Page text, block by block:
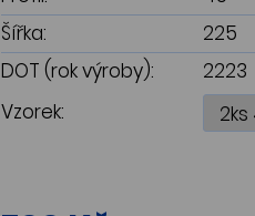
Šířka:
225
DOT (rok výroby):
2223
Vzorek: